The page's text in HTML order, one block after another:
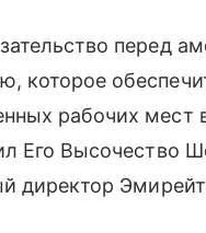
перед
которое
рабочих мест
Его Высочество
директор